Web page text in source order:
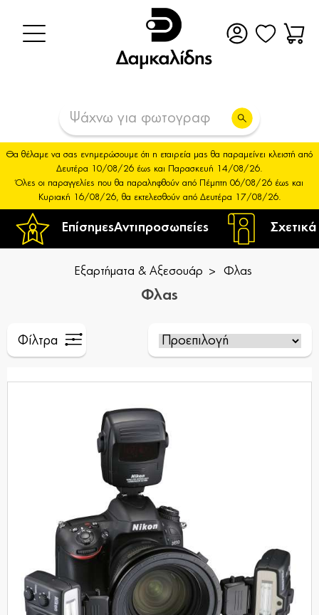
ΕπίσημεςΑντιπροσωπείες
Θα θέλαμε να σας ενημερώσουμε ότι η εταιρεία μας θα παραμείνει κλειστή από
Δευτέρα 10/08/26 έως και Παρασκευή 14/08/26.
Όλες οι παραγγελίες που θα παραληφθούν από Πέμπτη 06/08/26 έως και
Κυριακή 16/08/26, θα εκτελεσθούν από Δευτέρα 17/08/26.
Εξαρτήματα & Αξεσουάρ Φλας
Φλας
Φίλτρα